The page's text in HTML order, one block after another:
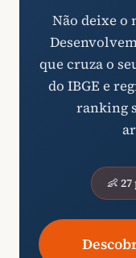
Não deixe o
que cruza o
do IBGE e
ranking
👶